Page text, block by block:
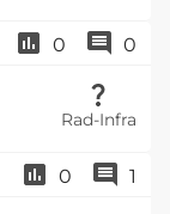
0 0
Rad-Infra
0 1